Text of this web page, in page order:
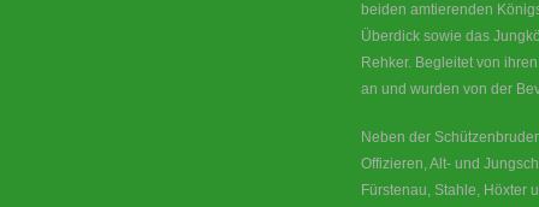
beiden amtierenden
Überdick sowie das
Rehker. Begleitet von
an und wurden von der
Neben der
Offizieren, Alt- und
Fürstenau, Stahle, Höxter